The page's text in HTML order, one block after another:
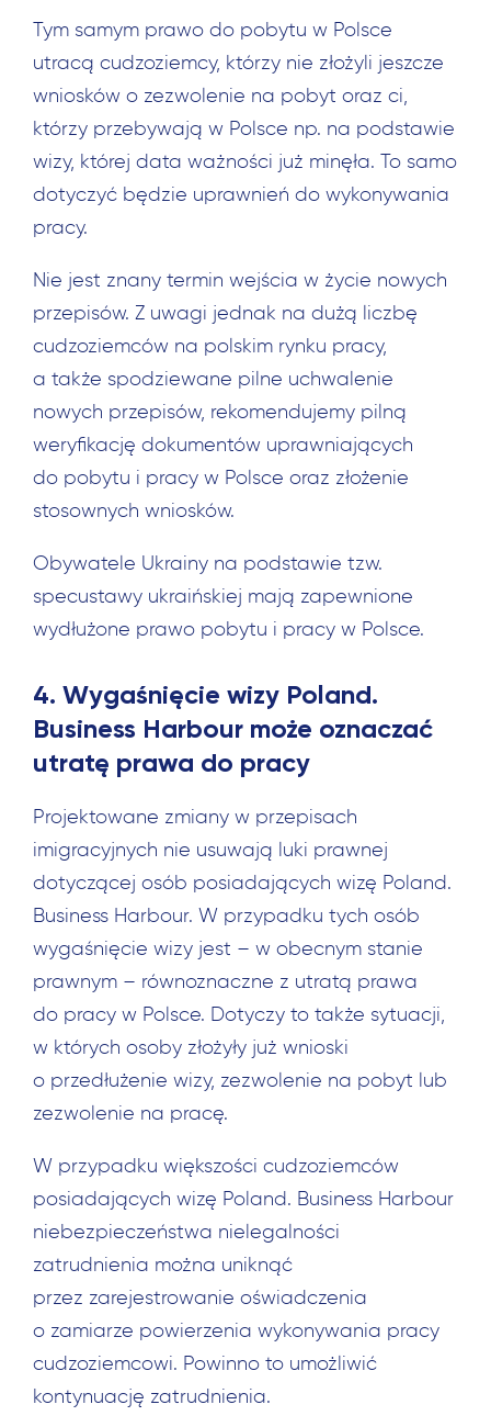
Tym samym prawo do pobytu w Polsce
utracą cudzoziemcy, którzy nie złożyli jeszcze
wniosków o zezwolenie na pobyt oraz ci,
którzy przebywają w Polsce np. na podstawie
wizy, której data ważności już minęła. To samo
dotyczyć będzie uprawnień do wykonywania
pracy.
Nie jest znany termin wejścia w życie nowych
przepisów. Z uwagi jednak na dużą liczbę
cudzoziemców na polskim rynku pracy,
a także spodziewane pilne uchwalenie
nowych przepisów, rekomendujemy pilną
weryfikację dokumentów uprawniających
do pobytu i pracy w Polsce oraz złożenie
stosownych wniosków.
Obywatele Ukrainy na podstawie tzw.
specustawy ukraińskiej mają zapewnione
wydłużone prawo pobytu i pracy w Polsce.
4. Wygaśnięcie wizy Poland.
Business Harbour może oznaczać
utratę prawa do pracy
Projektowane zmiany w przepisach
imigracyjnych nie usuwają luki prawnej
dotyczącej osób posiadających wizę Poland.
Business Harbour. W przypadku tych osób
wygaśnięcie wizy jest – w obecnym stanie
prawnym – równoznaczne z utratą prawa
do pracy w Polsce. Dotyczy to także sytuacji,
w których osoby złożyły już wnioski
o przedłużenie wizy, zezwolenie na pobyt lub
zezwolenie na pracę.
W przypadku większości cudzoziemców
posiadających wizę Poland. Business Harbour
niebezpieczeństwa nielegalności
zatrudnienia można uniknąć
przez zarejestrowanie oświadczenia
o zamiarze powierzenia wykonywania pracy
cudzoziemcowi. Powinno to umożliwić
kontynuację zatrudnienia.